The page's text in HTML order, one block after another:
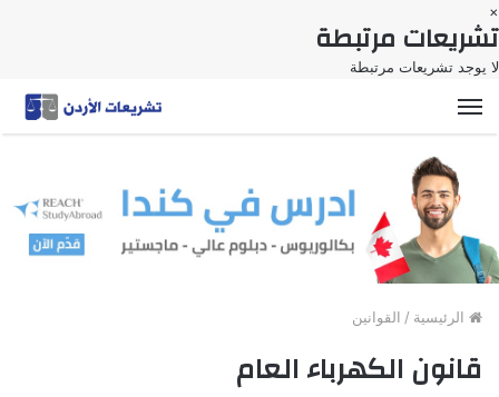
×
تشريعات مرتبطة
لا يوجد تشريعات مرتبطة
القائمة
الرئيسية / القوانين
قانون الكهرباء العام